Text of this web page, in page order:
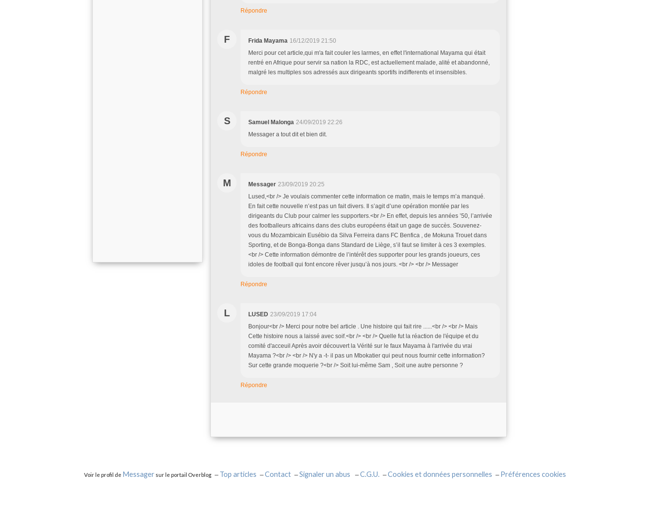
Répondre
F Frida Mayama 16/12/2019 21:50
Merci pour cet article,qui m'a fait couler les larmes, en effet l'international Mayama qui était
rentré en Afrique pour servir sa nation la RDC, est actuellement malade, alité et abandonné,
malgré les multiples sos adressés aux dirigeants sportifs indifferents et insensibles.
Répondre
S Samuel Malonga 24/09/2019 22:26
Messager a tout dit et bien dit.
Répondre
M Messager 23/09/2019 20:25
Lused,<br /> Je voulais commenter cette information ce matin, mais le temps m’a manqué.
En fait cette nouvelle n’est pas un fait divers. Il s’agit d’une opération montée par les
dirigeants du Club pour calmer les supporters.<br /> En effet, depuis les années ’50, l’arrivée
des footballeurs africains dans des clubs européens était un gage de succès. Souvenez-
vous du Mozambicain Eusébio da Silva Ferreira dans FC Benfica , de Mokuna Trouet dans
Sporting, et de Bonga-Bonga dans Standard de Liège, s’il faut se limiter à ces 3 exemples.
<br /> Cette information démontre de l’intérêt des supporter pour les grands joueurs, ces
idoles de football qui font encore rêver jusqu’à nos jours. <br /> <br /> Messager
Répondre
L LUSED 23/09/2019 17:04
Bonjour<br /> Merci pour notre bel article . Une histoire qui fait rire ......<br /> <br /> Mais
Cette histoire nous a laissé avec soif.<br /> <br /> Quelle fut la réaction de l'équipe et du
comité d'acceuil Après avoir découvert la Vérité sur le faux Mayama à l'arrivée du vrai
Mayama ?<br /> <br /> N'y a -t- il pas un Mbokatier qui peut nous fournir cette information?
Sur cette grande moquerie ?<br /> Soit lui-même Sam , Soit une autre personne ?
Répondre
Voir le profil de Messager sur le portail Overblog Top articles Contact Signaler un abus C.G.U. Cookies et données personnelles Préférences cookies